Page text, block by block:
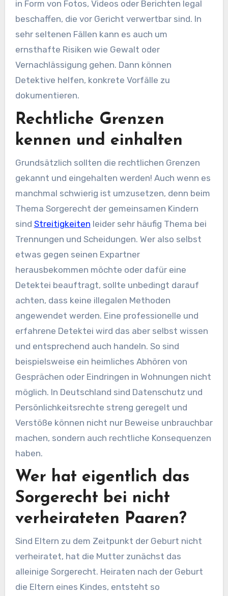
in Form von Fotos, Videos oder Berichten legal
beschaffen, die vor Gericht verwertbar sind. In
sehr seltenen Fällen kann es auch um
ernsthafte Risiken wie Gewalt oder
Vernachlässigung gehen. Dann können
Detektive helfen, konkrete Vorfälle zu
dokumentieren.
Rechtliche Grenzen
kennen und einhalten
Grundsätzlich sollten die rechtlichen Grenzen
gekannt und eingehalten werden! Auch wenn es
manchmal schwierig ist umzusetzen, denn beim
Thema Sorgerecht der gemeinsamen Kindern
sind Streitigkeiten leider sehr häufig Thema bei
Trennungen und Scheidungen. Wer also selbst
etwas gegen seinen Expartner
herausbekommen möchte oder dafür eine
Detektei beauftragt, sollte unbedingt darauf
achten, dass keine illegalen Methoden
angewendet werden. Eine professionelle und
erfahrene Detektei wird das aber selbst wissen
und entsprechend auch handeln. So sind
beispielsweise ein heimliches Abhören von
Gesprächen oder Eindringen in Wohnungen nicht
möglich. In Deutschland sind Datenschutz und
Persönlichkeitsrechte streng geregelt und
Verstöße können nicht nur Beweise unbrauchbar
machen, sondern auch rechtliche Konsequenzen
haben.
Wer hat eigentlich das
Sorgerecht bei nicht
verheirateten Paaren?
Sind Eltern zu dem Zeitpunkt der Geburt nicht
verheiratet, hat die Mutter zunächst das
alleinige Sorgerecht. Heiraten nach der Geburt
die Eltern eines Kindes, entsteht so